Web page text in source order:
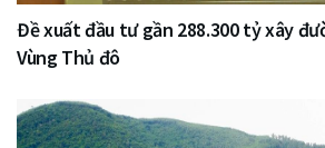
Đề xuất đầu tư gần 288.300 tỷ xây
Vùng Thủ đô